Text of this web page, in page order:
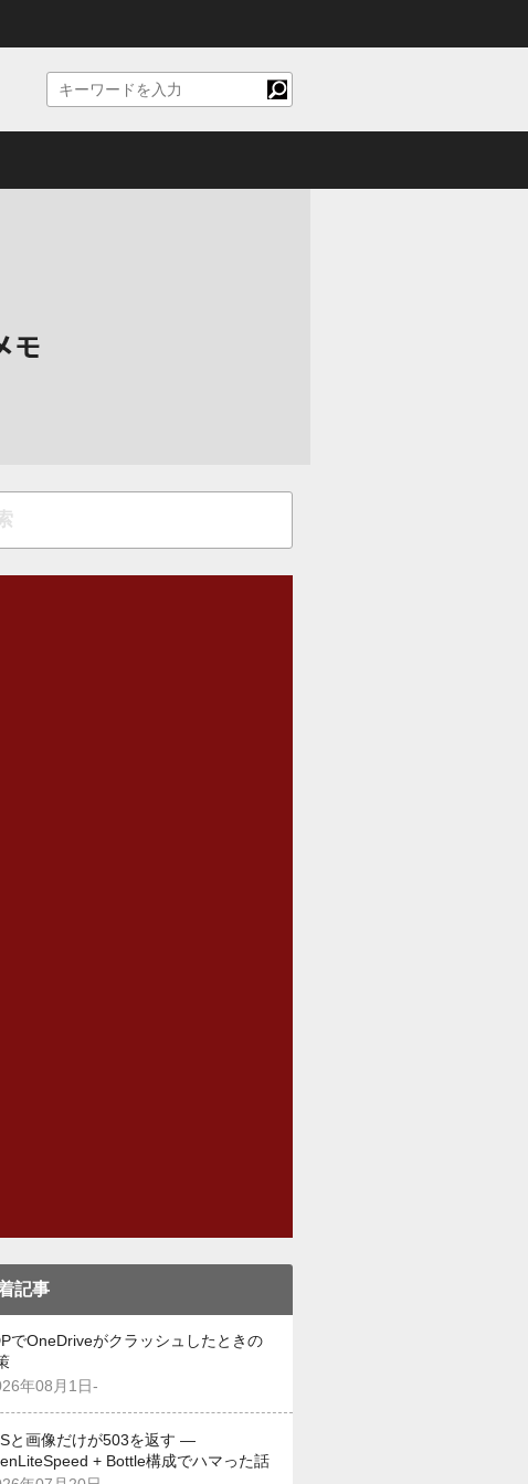
記事
でOneDriveがクラッシュしたときの
年08月1日-
と画像だけが503を返す —
+ Bottle構成でハマった話